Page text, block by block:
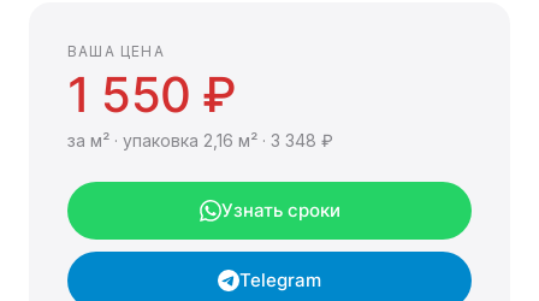
ВАША ЦЕНА
1 550 ₽
за м² · упаковка 2,16 м² · 3 348 ₽
Узнать сроки
Telegram